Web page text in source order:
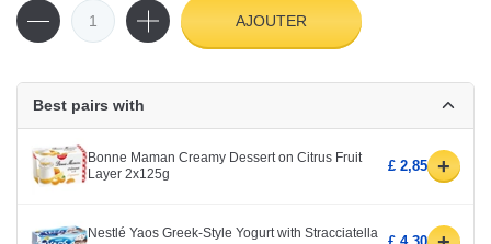
AJOUTER
Best pairs with
Bonne Maman Creamy Dessert on Citrus Fruit
Layer 2x125g
£ 2,85 +
Nestlé Yaos Greek-Style Yogurt with Stracciatella